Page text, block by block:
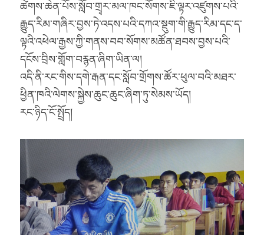
ཚེགས་ཆེན་པོས་སློབ་གྲྭར་མལ་ཁང་སོགས་ཇི་ལྟར་འཛུགས་པའི་
རྒྱུད་རིམ་གཞིར་བྱས་ཏེ་འདས་པའི་དཀའ་སྡུག་གི་རྒྱུད་རིམ་དང་ད་
ལྟའི་འཕེལ་རྒྱས་ཀྱི་གནས་བབ་སོགས་མཚོན་ཐབས་བྱས་པའི་
དངོས་བྲིས་གློག་བརྙན་ཞིག་ཡིན་ལ།
འདི་ནི་རང་གིས་དགེ་རྒན་དང་སློབ་གྲོགས་ཚོར་ཕུལ་བའི་མཐར་
ཕྱིན་ཁའི་ལེགས་སྐྱེས་ཆུང་ཆུང་ཞིག་ཏུ་སེམས་ཡོད།
རང་ཉིད་ངོ་སྤྲོད།